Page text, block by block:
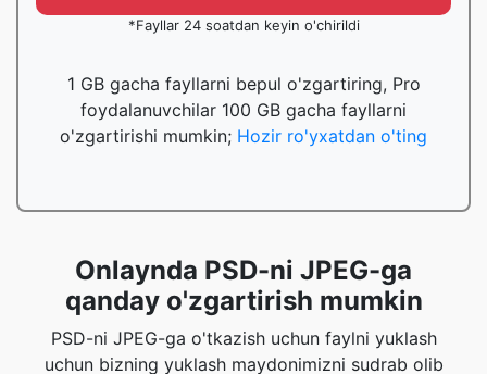
*Fayllar 24 soatdan keyin o'chirildi
1 GB gacha fayllarni bepul o'zgartiring, Pro
foydalanuvchilar 100 GB gacha fayllarni
o'zgartirishi mumkin; Hozir ro'yxatdan o'ting
Onlaynda PSD-ni JPEG-ga
qanday o'zgartirish mumkin
PSD-ni JPEG-ga o'tkazish uchun faylni yuklash
uchun bizning yuklash maydonimizni sudrab olib